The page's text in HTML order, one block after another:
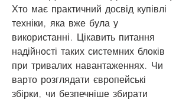
Хто має практичний досвід купівлі
техніки, яка вже була у
використанні. Цікавить питання
надійності таких системних блоків
при тривалих навантаженнях. Чи
варто розглядати європейські
збірки, чи безпечніше збирати